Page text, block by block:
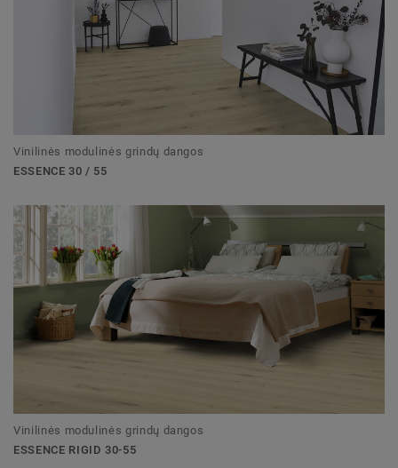
Vinilinės modulinės grindų dangos
ESSENCE 30 / 55
Vinilinės modulinės grindų dangos
ESSENCE RIGID 30-55